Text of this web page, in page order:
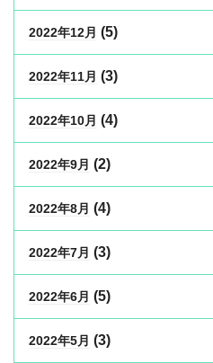
2022年12月 (5)
2022年11月 (3)
2022年10月 (4)
2022年9月 (2)
2022年8月 (4)
2022年7月 (3)
2022年6月 (5)
2022年5月 (3)